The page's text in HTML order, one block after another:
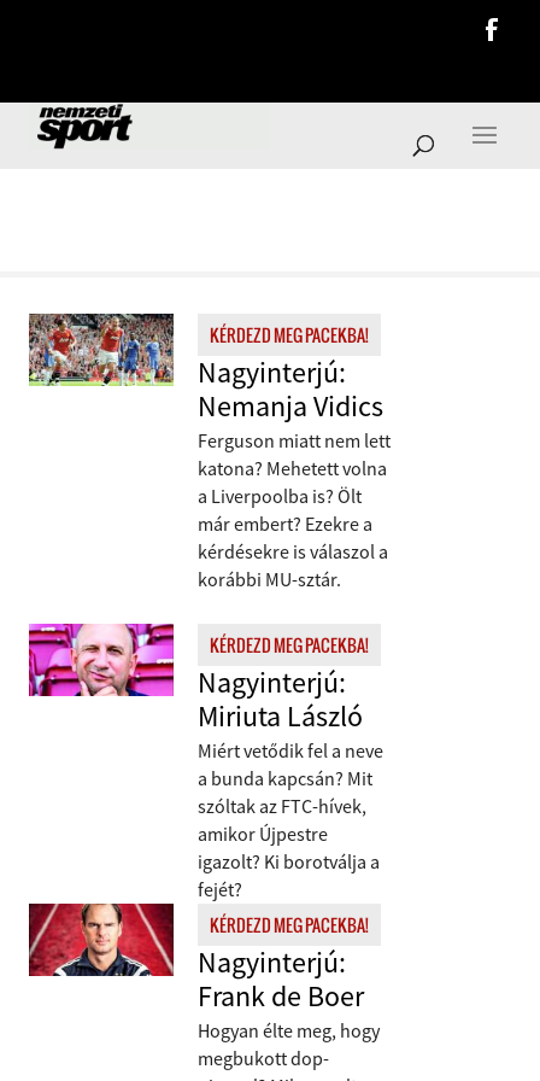
KÉRDEZD MEG PACEKBA!
Nagyinterjú:
Nemanja Vidics
Ferguson miatt nem lett
katona? Mehetett volna
a Liverpoolba is? Ölt
már embert? Ezekre a
kérdésekre is válaszol a
korábbi MU-sztár.
KÉRDEZD MEG PACEKBA!
Nagyinterjú:
Miriuta László
Miért vetődik fel a neve
a bunda kapcsán? Mit
szóltak az FTC-hívek,
amikor Újpestre
igazolt? Ki borotválja a
fejét?
KÉRDEZD MEG PACEKBA!
Nagyinterjú:
Frank de Boer
Hogyan élte meg, hogy
megbukott dop­